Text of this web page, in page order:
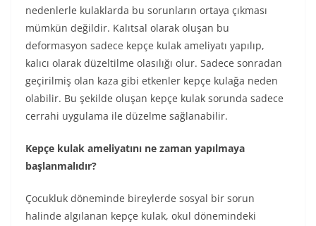
nedenlerle kulaklarda bu sorunların ortaya çıkması
mümkün değildir. Kalıtsal olarak oluşan bu
deformasyon sadece kepçe kulak ameliyatı yapılıp,
kalıcı olarak düzeltilme olasılığı olur. Sadece sonradan
geçirilmiş olan kaza gibi etkenler kepçe kulağa neden
olabilir. Bu şekilde oluşan kepçe kulak sorunda sadece
cerrahi uygulama ile düzelme sağlanabilir.
Kepçe kulak ameliyatını ne zaman yapılmaya
başlanmalıdır?
Çocukluk döneminde bireylerde sosyal bir sorun
halinde algılanan kepçe kulak, okul dönemindeki